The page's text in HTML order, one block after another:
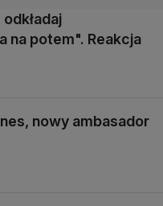
na potem". Reakcja
nowy ambasador